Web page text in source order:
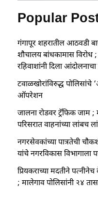
Popular
गंगापूर शहरातील आठवडी
शौचालय बांधकामास
रहिवाशांनी दिला आंदोलनाचा
टवाळखोरांविरुद्ध
ऑपरेशन
जालना रोडवर ट्रॅफिक जाम ;
परिसरात वाहनांच्या लांबच
नगरसेवकांच्या पात्रतेची
यांचे नगरविकास विभागाला
प्रियकराच्या मदतीने
; मालेगाव पोलिसांनी २४